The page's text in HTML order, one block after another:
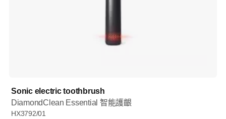
Sonic electric toothbrush
DiamondClean Essential 智能護齦
HX3792/01